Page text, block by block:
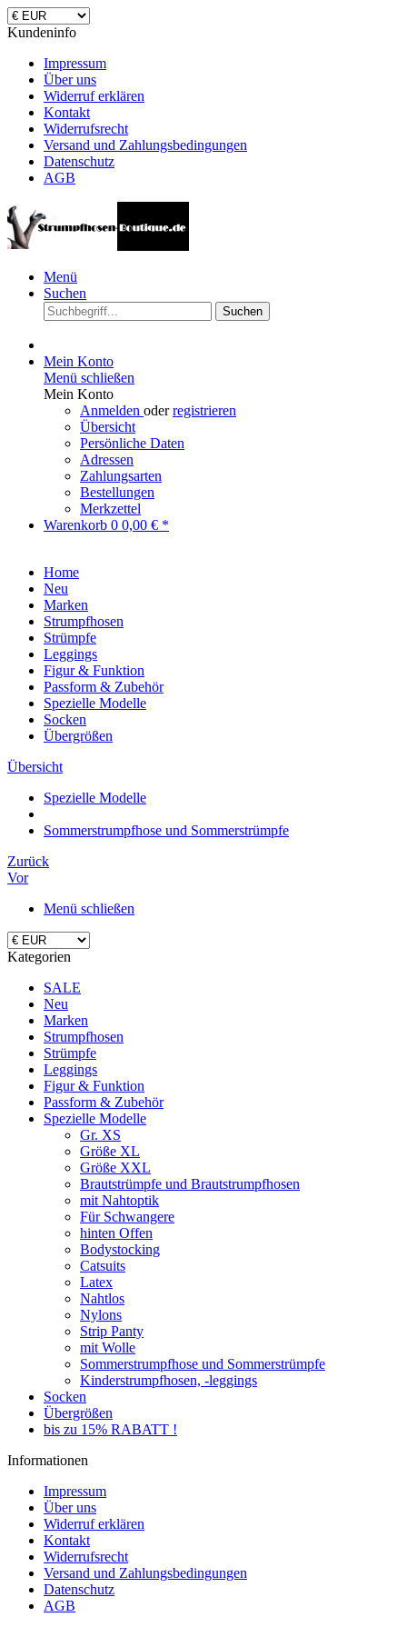
Kundeninfo
Impressum
Über uns
Widerruf erklären
Kontakt
Widerrufsrecht
Versand und Zahlungsbedingungen
Datenschutz
AGB
Menü
Suchen
Suchen
Mein Konto
Menü schließen
Mein Konto
Anmelden oderregistrieren
Übersicht
Persönliche Daten
Adressen
Zahlungsarten
Bestellungen
Merkzettel
Warenkorb 0 0,00 € *
Home
Neu
Marken
Strumpfhosen
Strümpfe
Leggings
Figur & Funktion
Passform & Zubehör
Spezielle Modelle
Socken
Übergrößen
Übersicht
Spezielle Modelle
Sommerstrumpfhose und Sommerstrümpfe
Zurück
Vor
Menü schließen
Kategorien
SALE
Neu
Marken
Strumpfhosen
Strümpfe
Leggings
Figur & Funktion
Passform & Zubehör
Spezielle Modelle
Gr. XS
Größe XL
Größe XXL
Brautstrümpfe und Brautstrumpfhosen
mit Nahtoptik
Für Schwangere
hinten Offen
Bodystocking
Catsuits
Latex
Nahtlos
Nylons
Strip Panty
mit Wolle
Sommerstrumpfhose und Sommerstrümpfe
Kinderstrumpfhosen, -leggings
Socken
Übergrößen
bis zu 15% RABATT !
Informationen
Impressum
Über uns
Widerruf erklären
Kontakt
Widerrufsrecht
Versand und Zahlungsbedingungen
Datenschutz
AGB